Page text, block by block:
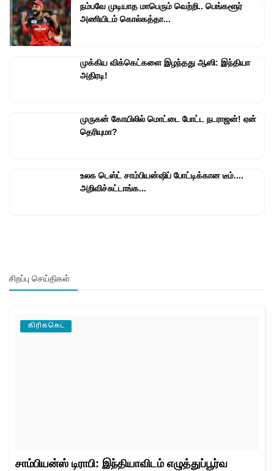
நம்பவே முடியாத மாபெரும் வெற்றி.. பெங்களூர்
அணியிடம் கொல்கத்தா...
முக்கிய விக்கெட்களை இழந்தது ஆஸி: இந்தியா
அதிரடி!
முருகன் கோயிலில் மொட்டை போட்ட நடராஜன்! ஏன்
தெரியுமா?
உலக டெஸ்ட் சாம்பியன்ஷிப் போட்டிக்கான டீம்....
அறிவிச்சுட்டாங்க...
சிறப்பு செய்திகள்
கிரிக்கெட்
சாம்பியன்ஸ் டிராபி: இந்தியாவிடம் எழுத்துப்பூர்வ